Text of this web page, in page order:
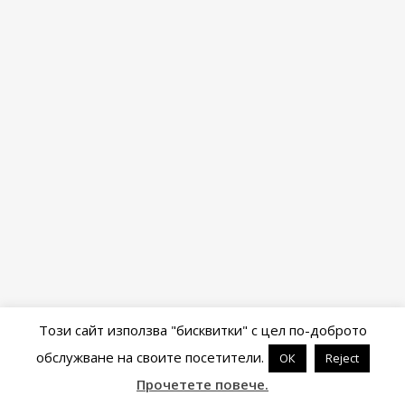
Powered byWordPress&Portfolio .
Този сайт използва "бисквитки" с цел по-доброто
обслужване на своите посетители.
ОК Reject
Прочетете повече.